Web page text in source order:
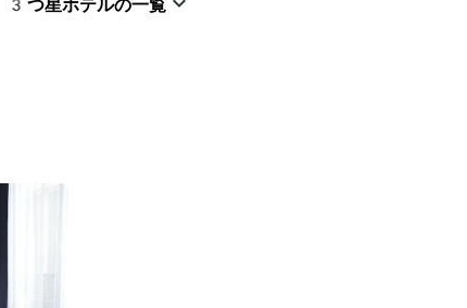
3つ星ホテルの一覧